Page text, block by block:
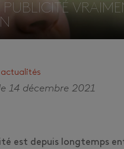
14 décembre 2021
est depuis longtemps